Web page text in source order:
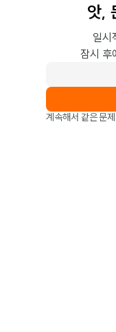
앗,
일시
잠시 후
계속해서 같은 문